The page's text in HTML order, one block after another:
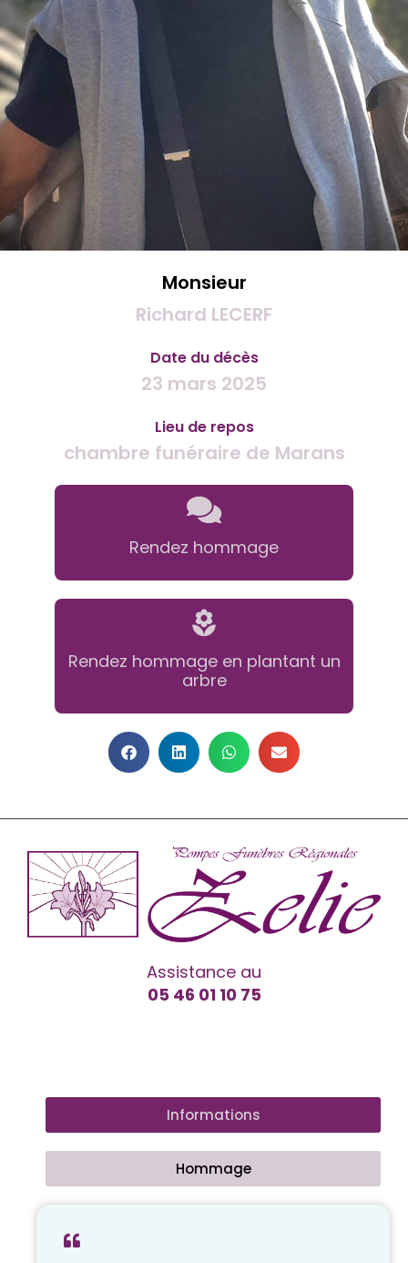
Monsieur
Richard LECERF
Date du décès
23 mars 2025
Lieu de repos
chambre funéraire de Marans
Rendez hommage
Rendez hommage en plantant un
arbre
Assistance au
05 46 01 10 75
Informations
Hommage